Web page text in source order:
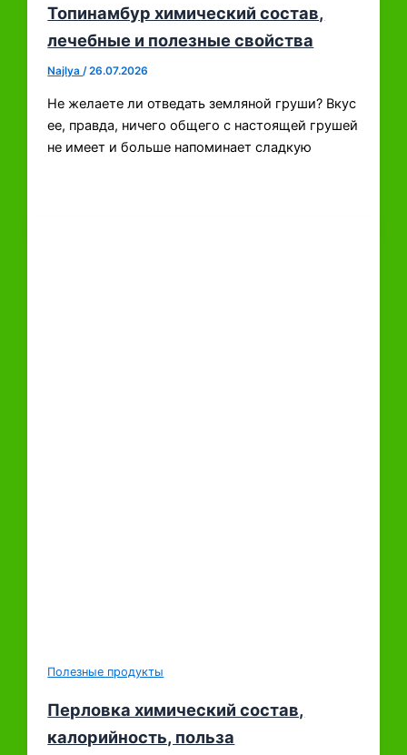
Топинамбур химический состав,
лечебные и полезные свойства
Najlya/26.07.2026
Не желаете ли отведать земляной груши? Вкус
ее, правда, ничего общего с настоящей грушей
не имеет и больше напоминает сладкую
Полезные продукты
Перловка химический состав,
калорийность, польза